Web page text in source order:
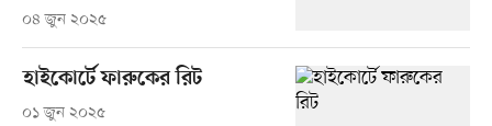
০৪ জুন ২০২৫
হাইকোর্টে ফারুকের রিট
০১ জুন ২০২৫